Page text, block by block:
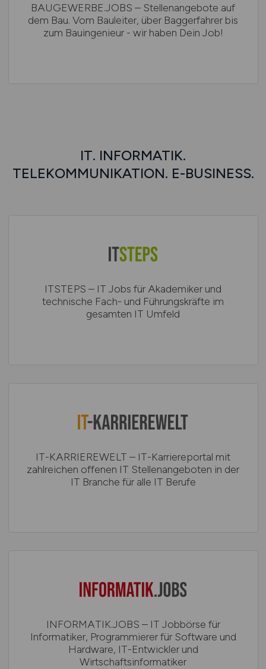
BAUGEWERBE.JOBS – Stellenangebote auf
dem Bau. Vom Bauleiter, über Baggerfahrer bis
zum Bauingenieur - wir haben Dein Job!
IT. INFORMATIK.
TELEKOMMUNIKATION. E-BUSINESS.
ITSTEPS – IT Jobs für Akademiker und
technische Fach- und Führungskräfte im
gesamten IT Umfeld
IT-KARRIEREWELT – IT-Karriereportal mit
zahlreichen offenen IT Stellenangeboten in der
IT Branche für alle IT Berufe
INFORMATIK.JOBS – IT Jobbörse für
Informatiker, Programmierer für Software und
Hardware, IT-Entwickler und
Wirtschaftsinformatiker